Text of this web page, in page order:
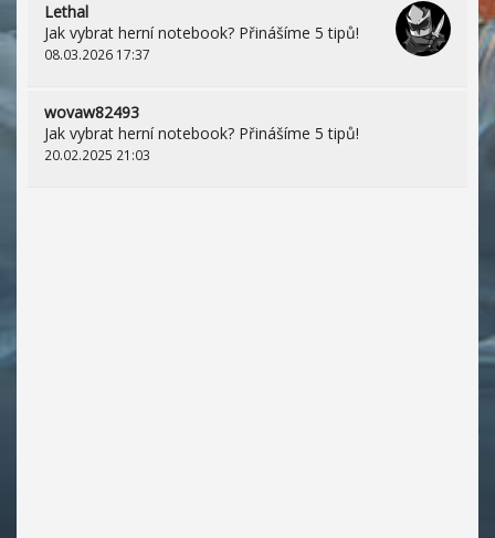
Lethal
Jak vybrat herní notebook? Přinášíme 5 tipů!
08.03.2026 17:37
wovaw82493
Jak vybrat herní notebook? Přinášíme 5 tipů!
20.02.2025 21:03